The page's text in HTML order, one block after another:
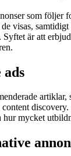
som följer
visas,
Syftet är att
artiklar,
hur mycket